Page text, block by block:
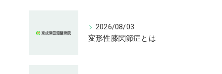
2026/08/03
変形性膝関節症とは